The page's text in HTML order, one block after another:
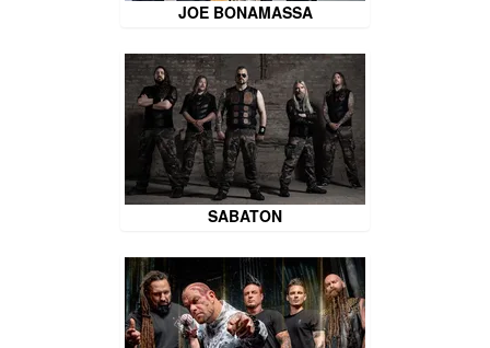
JOE BONAMASSA
SABATON